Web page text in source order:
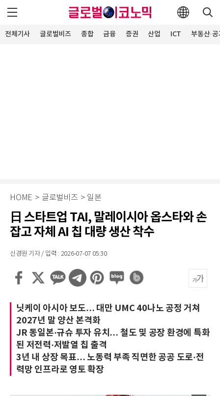
전체기사 글로벌비즈 종합 금융 증권 산업 ICT 부동산·
HOME > 글로벌비즈 > 일본
日 스타트업 TAI, 말레이시아 옵스타와 손
잡고 자체 AI 칩 대량 생산 착수
신경원 기자 / 입력 : 2026-07-07 05:30
닛케이 아시아 보도… 대만 UMC 40나노 공정 거쳐
2027년 말 양산 본격화
JR 동일본·규슈 투자 유치… 철도 및 공장 환경에 특화
된 저전력·저발열 칩 출격
3년 내 상장 목표… 노동력 부족 직면한 공공 도로·전
력망 인프라로 영토 확장